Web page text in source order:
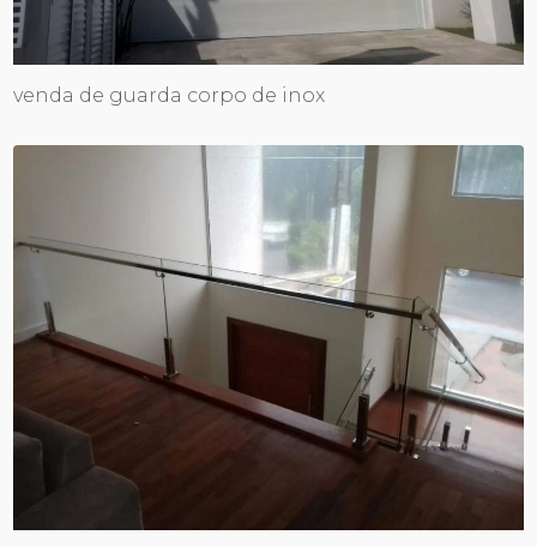
venda de guarda corpo de inox